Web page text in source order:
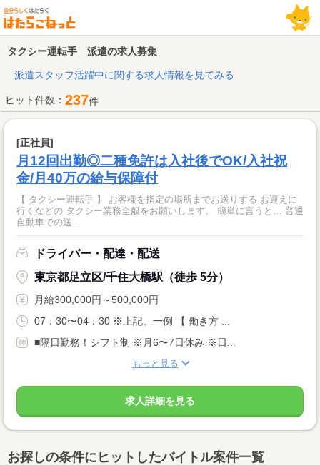
タクシー運転手 派遣の求人募集
派遣スタッフ活躍中に関する求人情報を見てみる
ヒット件数： 237件
[正社員]
月12回出勤◎二種免許は入社後でOK/入社祝
金/月40万の給与保障付
【 タクシー運転手 】 お客様を指定の場所までお送りする お迎えに
行くなどの タクシー業務全般をお願いします。 簡単に言うと… 普通
自動車での送...
ドライバー・配達・配送
東京都足立区/千住大橋駅（徒歩 5分）
月給300,000円～500,000円
07：30〜04：30 ※上記、一例 【 働き方 ...
■隔日勤務！シフト制 ※月6〜7日休み ※日...
もっと見る
求人詳細を見る
お探しの条件にヒットしたバイトル案件一覧